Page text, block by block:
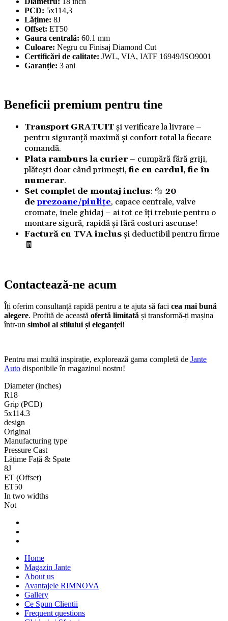
PCD: 5x114,3
Lățime: 8J
Offset: ET50
Gaura centrală: 60.1 mm
Culoare: Negru cu Finisaj Diamond Cut
Certificări de calitate: JWL, VIA, IATF 16949/ISO9001
Garanție: 3 ani
Beneficii premium pentru tine
Transport GRATUITși verificare la livrare –
pentru siguranță maximă și confort total la fiecare
comandă.
Plata ramburs la curier– cumpără fără griji,
plătești doar când primești,fie cu cardul, fie în
numerar.
Set complet de montaj inclus: 🔩 20
deprezoane/piulițe, capace centrale, valve
cromate, inele ghidaj – ai tot ce îți trebuie pentru o
montare sigură, rapidă și fără costuri ascunse!
Factură cu TVA inclusși deductibil pentru firme
🧾
Contactează-ne acum
Îți oferim consultanță rapidă pentru a te ajuta să faci cea mai bună
alegere. Profită de această ofertă limitată și transformă-ți mașina
într-un simbol al stilului și eleganței!
Pentru mai multă inspirație, explorează gama completă de Jante
Auto disponibile în magazinul nostru!
Diameter (inches)
R18
Grip (PCD)
5x114.3
design
Original
Manufacturing type
Pressure Cast
Lățime Față & Spate
8J
ET (Offset)
ET50
In two widths
Not
Home
Magazin Jante
About us
Avantajele RIMNOVA
Gallery
Ce Spun Clientii
Frequent questions